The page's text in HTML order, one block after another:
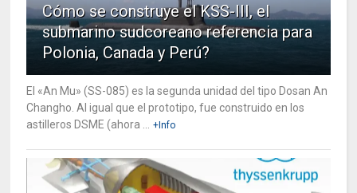
Cómo se construye el KSS-III, el
submarino sudcoreano referencia para
Polonia, Canada y Perú?
El «An Mu» (SS-085) es la segunda unidad del tipo Dosan An
Changho. Al igual que el prototipo, fue construido en los
astilleros DSME (ahora ...
+Info